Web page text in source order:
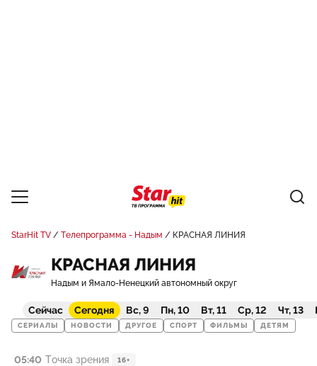
StarHit TV Телепрограмма - Надым КРАСНАЯ ЛИНИЯ
КРАСНАЯ ЛИНИЯ
Надым и Ямало-Ненецкий автономный округ
Сейчас Сегодня Вс, 9 Пн, 10 Вт, 11 Ср, 12 Чт, 13
СЕРИАЛЫ НОВОСТИ ДРУГОЕ СПОРТ ФИЛЬМЫ ДЕТЯМ
05:40 Точка зрения 16+